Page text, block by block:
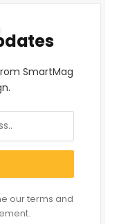
SmartMag
our terms and